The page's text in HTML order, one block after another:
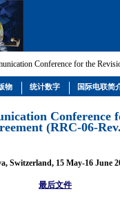
Conference for the
Conference
(RRC-06-
Switzerland, 15 May-16 June
最后文件
物 统计数字 国际电联简